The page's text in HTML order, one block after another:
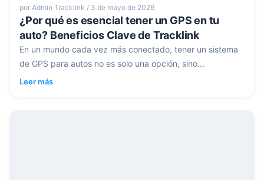
por Admin Tracklink / 3 de mayo de 2026
¿Por qué es esencial tener un GPS en tu
auto? Beneficios Clave de Tracklink
En un mundo cada vez más conectado, tener un sistema
de GPS para autos no es solo una opción, sino...
Leer más